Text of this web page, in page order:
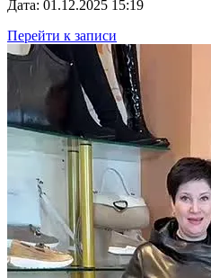
Дата: 01.12.2025 15:19
Перейти к записи